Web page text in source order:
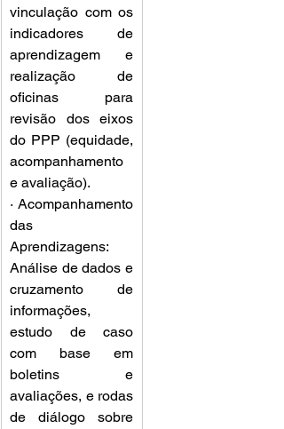
vinculação com os
indicadores de
aprendizagem e
realização de
oficinas para
revisão dos eixos
do PPP (equidade,
acompanhamento
e avaliação).
· Acompanhamento
das
Aprendizagens:
Análise de dados e
cruzamento de
informações,
estudo de caso
com base em
boletins e
avaliações, e rodas
de diálogo sobre